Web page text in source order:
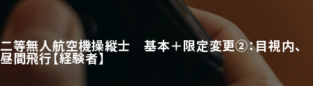
二等無人航空機操縦士 基本＋限定変更②：目視内、
昼間飛行【経験者】